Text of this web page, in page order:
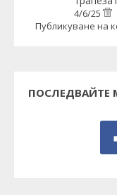
4/6/25
Публикуване на
ПОСЛЕДВАЙТЕ